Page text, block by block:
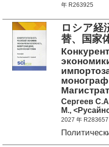
年 R263925
ロシア経
替、国
Сергеев
М.,
2027 年 R283657